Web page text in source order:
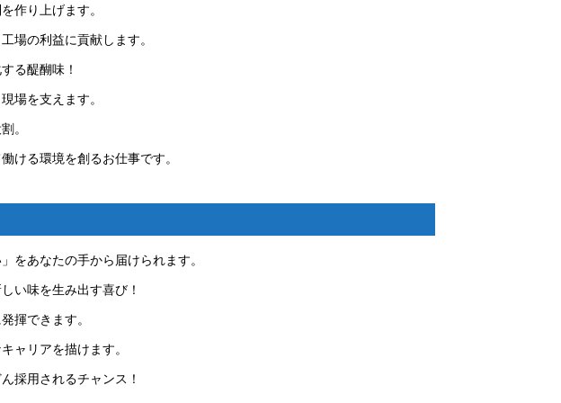
作り上げます。
場の利益に貢献します。
る醍醐味！
場を支えます。
。
ける環境を創るお仕事です。
をあなたの手から届けられます。
い味を生み出す喜び！
揮できます。
ャリアを描けます。
採用されるチャンス！